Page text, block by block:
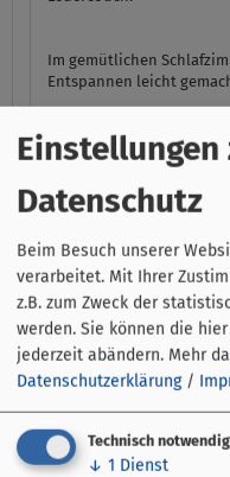
Im gemütlichen
Entspannen leicht
Die Küche ist voll
sollten Sie dennoch
einfach
Wünsche und
Das Bad mit WC und
Fußbodenheizung, für
wohlig warme Füße,
Wünsche
Genießen Sie Ihr
Einstellungen
Datenschutz
Beim Besuch unserer
verarbeitet. Mit Ihrer
z.B. zum Zweck der
werden. Sie können die
jederzeit abändern. Mehr
Datenschutzerklärung/
Technisch
↓ 1 Dienst